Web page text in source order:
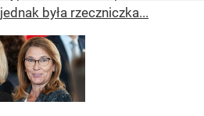
jednak była rzeczniczka...